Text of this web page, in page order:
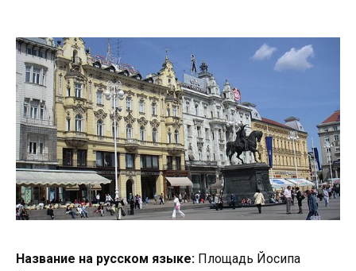
Название на русском языке: Площадь Йосипа